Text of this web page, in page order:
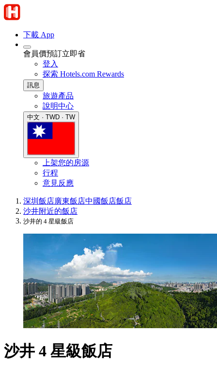
下載 App
會員價預訂立即省
登入
探索 Hotels.com Rewards
訊息
旅遊產品
說明中心
中文 · TWD · TW
上架您的房源
行程
意見反應
深圳飯店廣東飯店中國飯店飯店
沙井附近的飯店
沙井的 4 星級飯店
沙井 4 星級飯店